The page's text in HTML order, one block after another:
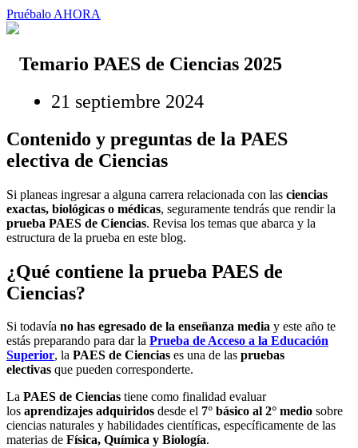
Pruébalo AHORA
Temario PAES de Ciencias 2025
21 septiembre 2024
Contenido y preguntas de la PAES
electiva de Ciencias
Si planeas ingresar a alguna carrera relacionada con las ciencias
exactas, biológicas o médicas, seguramente tendrás que rendir la
prueba PAES de Ciencias. Revisa los temas que abarca y la
estructura de la prueba en este blog.
¿Qué contiene la prueba PAES de
Ciencias?
Si todavía no has egresado de la enseñanza media y este año te
estás preparando para dar la Prueba de Acceso a la Educación
Superior, la PAES de Ciencias es una de las pruebas
electivas que pueden corresponderte.
La PAES de Ciencias tiene como finalidad evaluar
los aprendizajes adquiridos desde el 7° básico al 2° medio sobre
ciencias naturales y habilidades científicas, específicamente de las
materias de Física, Química y Biología.